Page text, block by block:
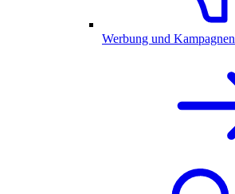
Werbung und Kampagnen